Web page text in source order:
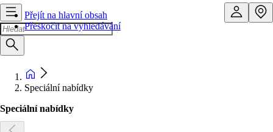
Přejít na hlavní obsah
Přeskočit na vyhledávání
Speciální nabídky
Speciální nabídky